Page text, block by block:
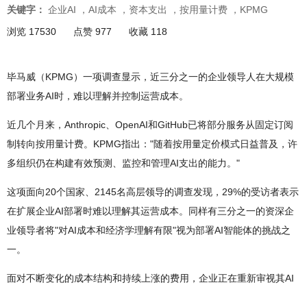
关键字： 企业AI ， AI成本 ， 资本支出 ， 按用量计费 ， KPMG
浏览 17530
点赞 977 收藏 118
毕马威（KPMG）一项调查显示，近三分之一的企业领导人在大规模
部署业务AI时，难以理解并控制运营成本。
近几个月来，Anthropic、OpenAI和GitHub已将部分服务从固定订阅
制转向按用量计费。KPMG指出："随着按用量定价模式日益普及，许
多组织仍在构建有效预测、监控和管理AI支出的能力。"
这项面向20个国家、2145名高层领导的调查发现，29%的受访者表示
在扩展企业AI部署时难以理解其运营成本。同样有三分之一的资深企
业领导者将"对AI成本和经济学理解有限"视为部署AI智能体的挑战之
一。
面对不断变化的成本结构和持续上涨的费用，企业正在重新审视其AI